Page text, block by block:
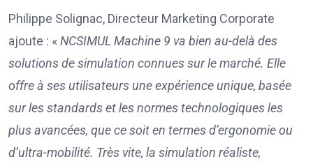
Philippe Solignac, Directeur Marketing Corporate
ajoute : «NCSIMUL Machine 9 va bien au-delà des
solutions de simulation connues sur le marché. Elle
offre à ses utilisateurs une expérience unique, basée
sur les standards et les normes technologiques les
plus avancées, que ce soit en termes d’ergonomie ou
d’ultra-mobilité. Très vite, la simulation réaliste,